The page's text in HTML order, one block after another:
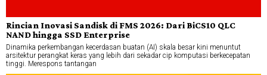
Rincian Inovasi Sandisk di FMS 2026: Dari BiCS10 QLC
NAND hingga SSD Enterprise
Dinamika perkembangan kecerdasan buatan (AI) skala besar kini menuntut
arsitektur perangkat keras yang lebih dari sekadar cip komputasi berkecepatan
tinggi. Merespons tantangan